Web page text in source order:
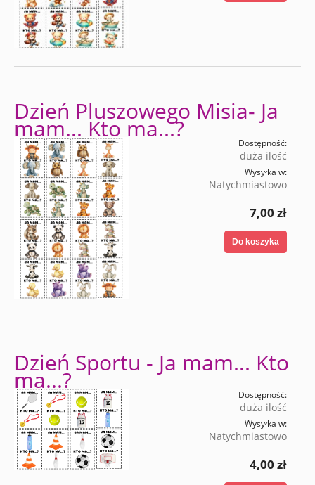
Dzień Pluszowego Misia- Ja
mam... Kto ma...?
Dostępność:
duża ilość
Wysyłka w:
Natychmiastowo
7,00 zł
Do koszyka
Dzień Sportu - Ja mam... Kto
ma...?
Dostępność:
duża ilość
Wysyłka w:
Natychmiastowo
4,00 zł